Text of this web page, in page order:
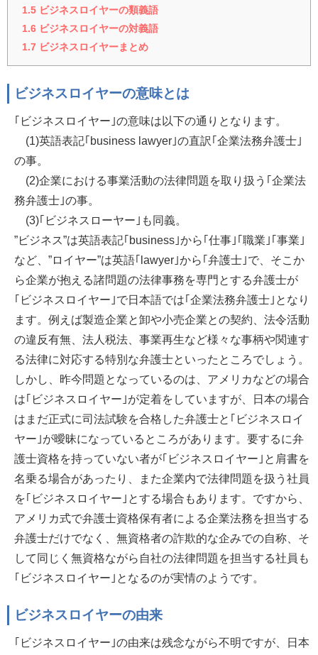
1.5 ビジネスロイヤーの類義語
1.6 ビジネスロイヤーの対義語
1.7 ビジネスロイヤーまとめ
ビジネスロイヤーの意味とは
｢ビジネスロイヤー｣の意味は以下の通りとなります。
(1)英語表記｢business lawyer｣の直訳｢企業法務弁護士｣
の事。
(2)企業における事業活動の法律問題を取り扱う｢企業法
務弁護士｣の事。
(3)｢ビジネスローヤー｣も同義。
”ビジネス”は英語表記｢business｣から｢仕事｣｢職業｣｢事業｣
など、”ロイヤー”は英語｢lawyer｣から｢弁護士｣で、そこか
ら企業が抱える諸問題の法律事務を専門とする弁護士が
｢ビジネスロイヤー｣で日本語では｢企業法務弁護士｣となり
ます。例えば製造企業と卸や小売企業との契約、法令活動
の違反有無、法人税法、事業再生など様々な事柄や関連す
る法律に対応する特別な弁護士といったところでしょう。
しかし、昨今問題となっているのは、アメリカなどの場合
は｢ビジネスロイヤー｣が定着をしていますが、日本の場合
はまだ正式に司法試験を合格した弁護士と｢ビジネスロイ
ヤー｣が曖昧になっているところがあります。要するに弁
護士資格を持っていない者が｢ビジネスロイヤー｣と肩書を
名乗る場合があったり、また企業内で法律問題を扱う社員
を｢ビジネスロイヤー｣とする場合もあります。ですから、
アメリカ式で弁護士資格保有者による企業法務を担当する
弁護士だけでなく、無資格者の詐欺的な企みでの自称、そ
して同じく無資格ながら自社の法律問題を担当する社員も
｢ビジネスロイヤー｣となるのが実情のようです。
ビジネスロイヤーの由来
｢ビジネスロイヤー｣の由来は残念ながら不明ですが、日本